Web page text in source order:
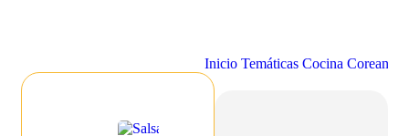
Inicio Temáticas Cocina Coreana